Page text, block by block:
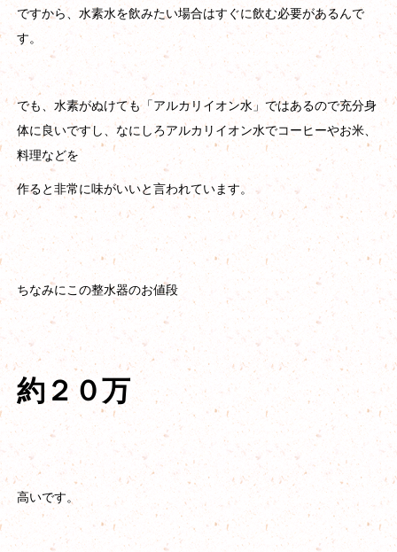
ですから、水素水を飲みたい場合はすぐに飲む必要があるんで
す。
でも、水素がぬけても「アルカリイオン水」ではあるので充分身
体に良いですし、なにしろアルカリイオン水でコーヒーやお米、
料理などを
作ると非常に味がいいと言われています。
ちなみにこの整水器のお値段
約２０万
高いです。